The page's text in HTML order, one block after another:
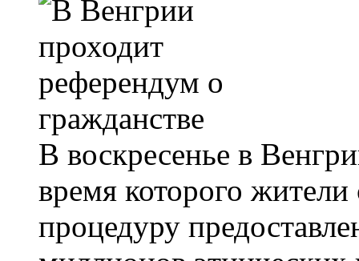
В воскресенье в
время которого
процедуру